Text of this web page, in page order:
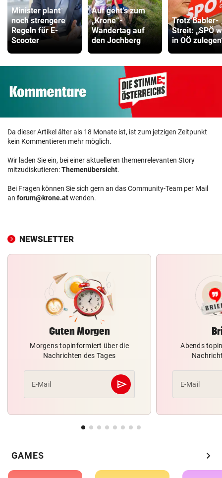
Minister plant
noch strengere
Regeln für E-
Scooter
Auf geht‘s zum
„Krone“-
Wandertag auf
den Jochberg
Trotz Babler-
Streit: „SPÖ
in OÖ
Da dieser Artikel älter als 18 Monate ist, ist zum jetzigen Zeitpunkt
kein Kommentieren mehr möglich.
Wir laden Sie ein, bei einer aktuelleren themenrelevanten Story
mitzudiskutieren:Themenübersicht.
Bei Fragen können Sie sich gern an das Community-Team per Mail
an forum@krone.atwenden.
NEWSLETTER
Guten Morgen
Morgens topinformiert über die
Nachrichten des Tages
E-Mail send
Abschicken
Abends
E-Mail
GAMES chevron_right